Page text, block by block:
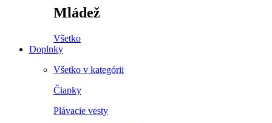
Mládež
Všetko
Doplnky
Všetko v kategórii
Čiapky
Plávacie vesty